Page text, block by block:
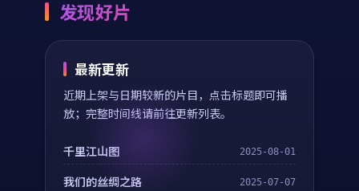
发现好片
最新更新
近期上架与日期较新的片目，点击标题即可播
放；完整时间线请前往更新列表。
千里江山图 2025-08-01
我们的丝绸之路 2025-07-07